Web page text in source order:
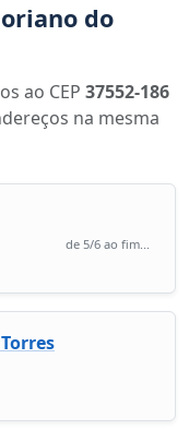
do
ao CEP 37552-186
na mesma
de 5/6 ao fim...